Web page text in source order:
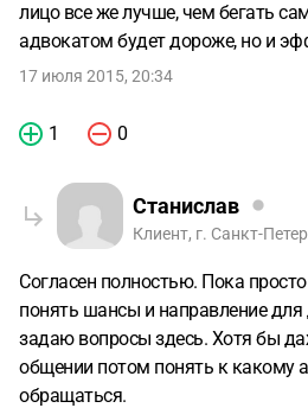
лицо все же лучше, чем бегать
адвокатом будет дороже, но и
17 июля 2015, 20:34
1 0
Станислав
Клиент, г. Санкт-
Согласен полностью. Пока
понять шансы и направление для
задаю вопросы здесь. Хотя бы
общении потом понять к какому
обращаться.